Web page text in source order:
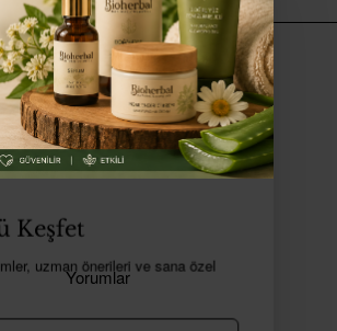
Keşfet
uzman önerileri ve sana özel
ShareFacebook
X WhatsAppEmail
Yorumlar